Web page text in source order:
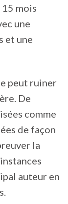
mois
une
et une
peut ruiner
De
comme
de façon
la
auteur en